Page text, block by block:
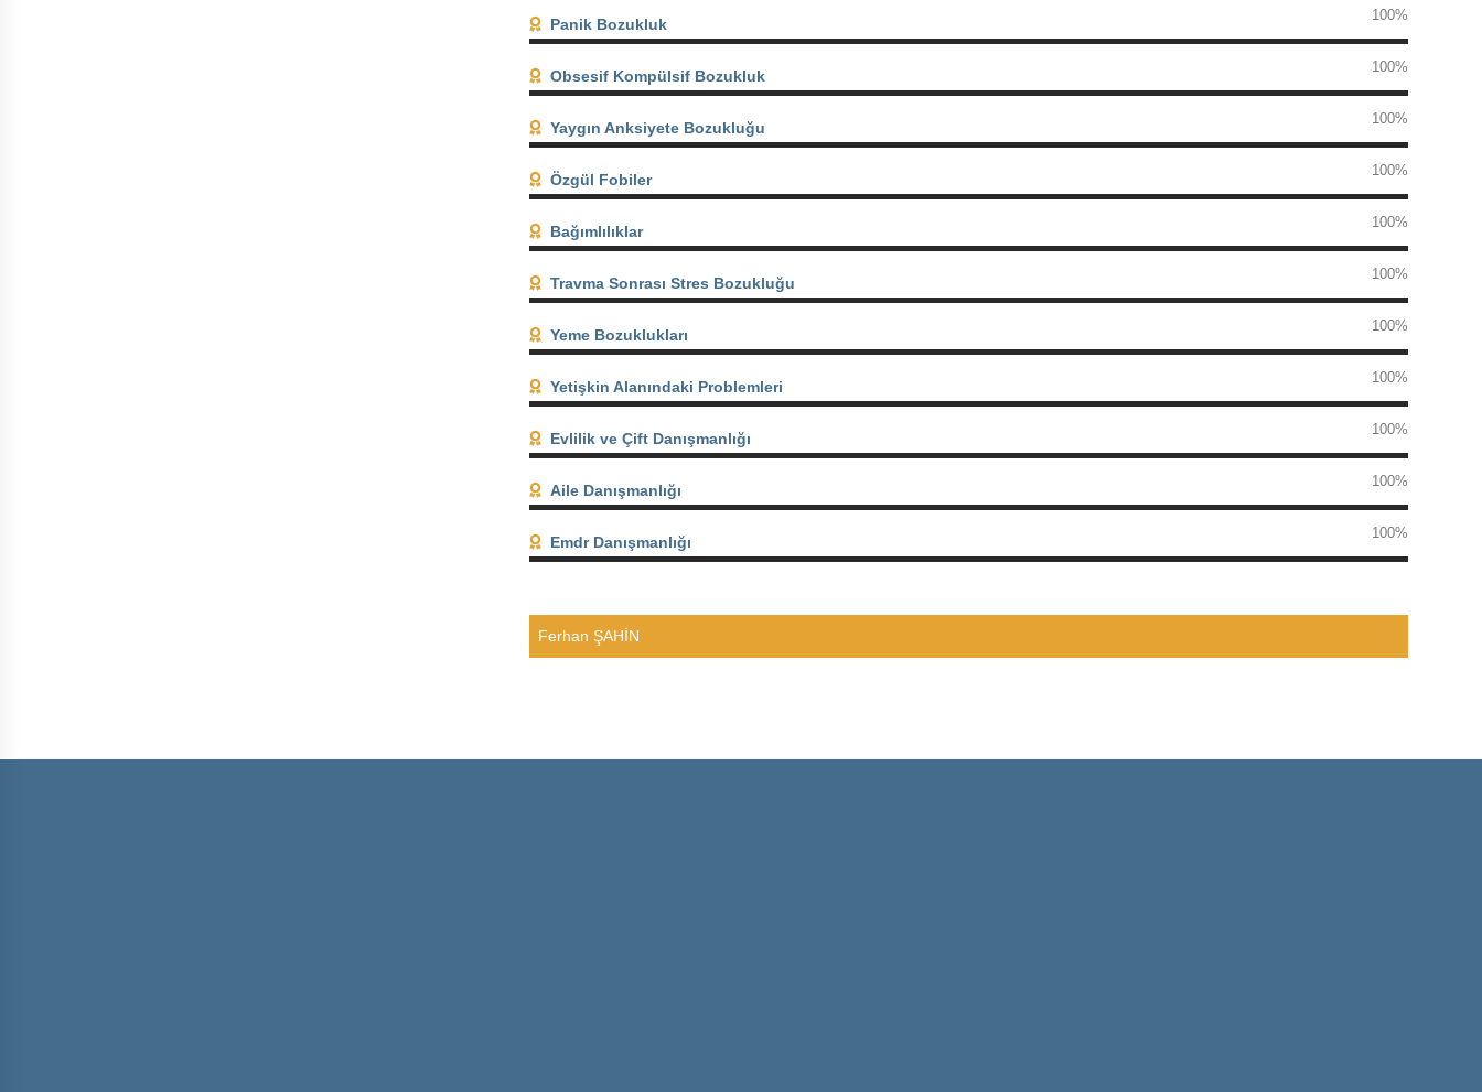
Panik Bozukluk 100%
Obsesif Kompülsif Bozukluk 100%
Yaygın Anksiyete Bozukluğu 100%
Özgül Fobiler 100%
Bağımlılıklar 100%
Travma Sonrası Stres Bozukluğu 100%
Yeme Bozuklukları 100%
Yetişkin Alanındaki Problemleri 100%
Evlilik ve Çift Danışmanlığı 100%
Aile Danışmanlığı 100%
Emdr Danışmanlığı 100%
Ferhan ŞAHİN